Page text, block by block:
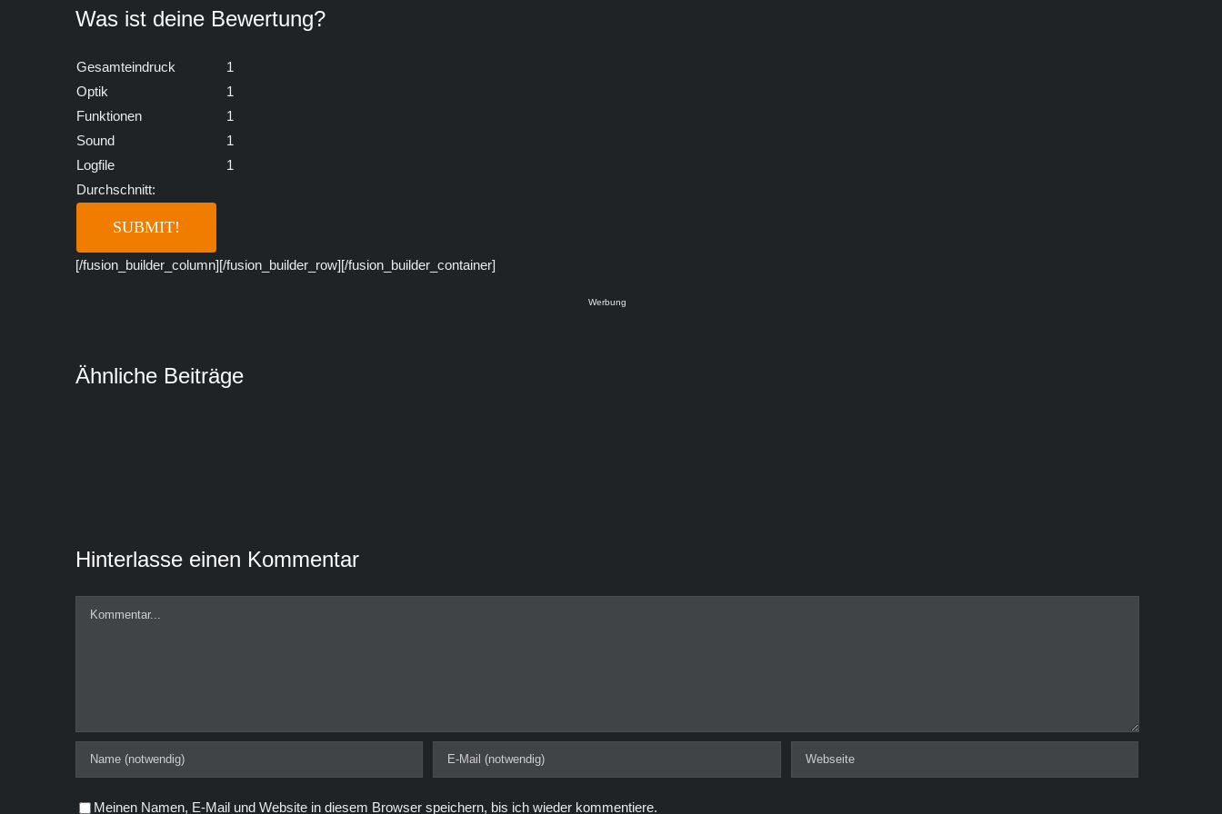
Was ist deine Bewertung?
Gesamteindruck
1
Optik
1
Funktionen
1
Sound
1
Logfile
1
Durchschnitt:
[/fusion_builder_column][/fusion_builder_row][/fusion_builder_container]
Werbung
Ähnliche Beiträge
Hinterlasse einen Kommentar
Kommentar
Meinen Namen, E-Mail und Website in diesem Browser speichern, bis ich wieder kommentiere.